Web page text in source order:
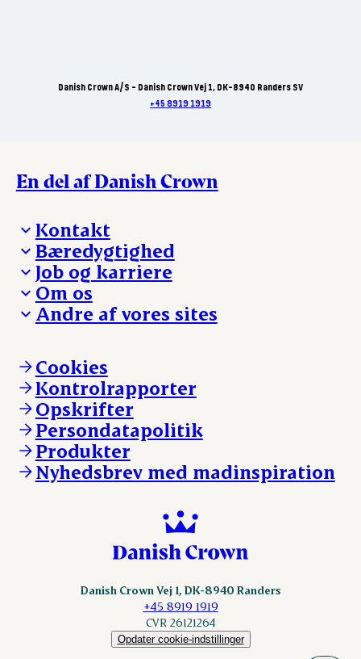
Danish Crown A/S - Danish Crown Vej 1, DK-8940 Randers SV
+45 8919 1919
En del af Danish Crown
Kontakt
Besøg Danish Crown
Presse og nyheder
Reklamationer
Whistleblower
Øvrige henvendelser
Bæredygtighed
Fra jord til bord
Hverdagen
Ansvarlighed og nøgletal
Job og karriere
Arbejd med os
Ledige stillinger
Om os
Hvem er vi
Vores resultater
Vores lokationer
Kontakt
Andre af vores sites
Andelsejere - kreatur
Danishcrownprofessional.com
DAT-Schaub.com
ESS-FOOD.com
Fonden Dansk Gastronomi
KLS.se
nordicspoor.com
Scanhide.dk
Cookies
Kontrolrapporter
Opskrifter
Persondatapolitik
Produkter
Nyhedsbrev med madinspiration
Danish Crown Vej 1, DK-8940 Randers
+45 8919 1919
CVR 26121264
Opdater cookie-indstillinger